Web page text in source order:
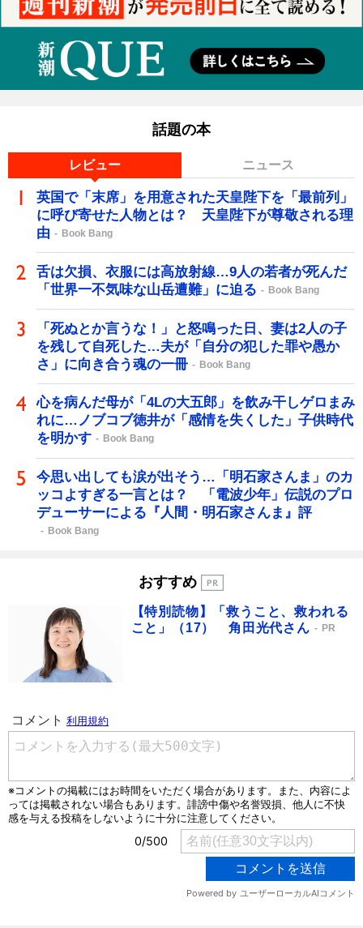
話題の本
レビュー ニュース
英国で「末席」を用意された天皇陛下を「最前列」
に呼び寄せた人物とは？ 天皇陛下が尊敬される理
由
Book Bang
舌は欠損、衣服には高放射線…9人の若者が死んだ
「世界一不気味な山岳遭難」に迫る
Book Bang
「死ぬとか言うな！」と怒鳴った日、妻は2人の子
を残して自死した…夫が「自分の犯した罪や愚か
さ」に向き合う魂の一冊
Book Bang
心を病んだ母が「4Lの大五郎」を飲み干しゲロまみ
れに…ノブコブ徳井が「感情を失くした」子供時代
を明かす
Book Bang
今思い出しても涙が出そう…「明石家さんま」のカ
ッコよすぎる一言とは？ 「電波少年」伝説のプロ
デューサーによる『人間・明石家さんま』評
Book Bang
おすすめ
【特別読物】「救うこと、救われる
こと」（17） 角田光代さん
PR